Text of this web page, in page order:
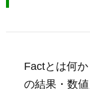
Factとは何
の結果・数